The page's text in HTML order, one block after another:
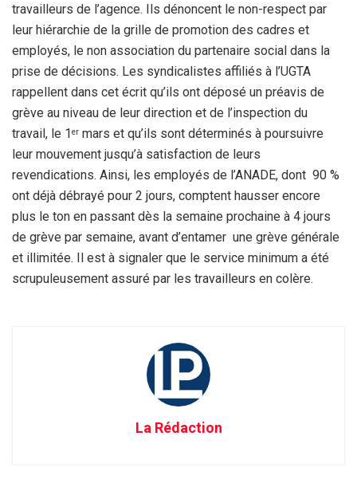
travailleurs de l’agence. Ils dénoncent le non-respect par
leur hiérarchie de la grille de promotion des cadres et
employés, le non association du partenaire social dans la
prise de décisions. Les syndicalistes affiliés à l’UGTA
rappellent dans cet écrit qu’ils ont déposé un préavis de
grève au niveau de leur direction et de l’inspection du
travail, le 1er mars et qu’ils sont déterminés à poursuivre
leur mouvement jusqu’à satisfaction de leurs
revendications. Ainsi, les employés de l’ANADE, dont 90 %
ont déjà débrayé pour 2 jours, comptent hausser encore
plus le ton en passant dès la semaine prochaine à 4 jours
de grève par semaine, avant d’entamer une grève générale
et illimitée. Il est à signaler que le service minimum a été
scrupuleusement assuré par les travailleurs en colère.
La Rédaction